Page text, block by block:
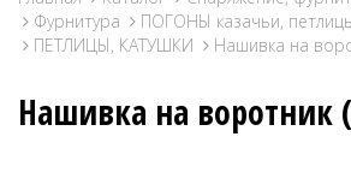
Фурнитура
ПОГОНЫ казачьи,
ПЕТЛИЦЫ, КАТУШКИ
Нашивка на
Нашивка на воротник